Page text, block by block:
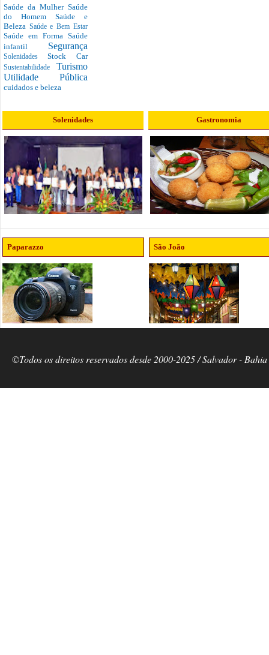
Saúde da Mulher Saúde
do Homem Saúde e
Beleza Saúde e Bem Estar
Saúde em Forma Saúde
infantil Segurança
SolenidadesStock Car
Sustentabilidade Turismo
Utilidade Pública
cuidados e beleza
Solenidades Gastronomia
Paparazzo São João
©Todos os direitos reservados desde 2000-2025 / Salvador -